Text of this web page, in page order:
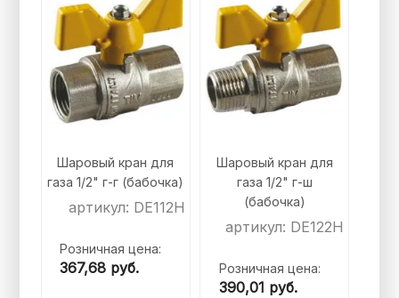
Шаровый кран для
газа 1/2" г-г (бабочка)
артикул: DE112H
Розничная цена:
367,68 руб.
Шаровый кран для
газа 1/2" г-ш
(бабочка)
артикул: DE122H
Розничная цена:
390,01 руб.